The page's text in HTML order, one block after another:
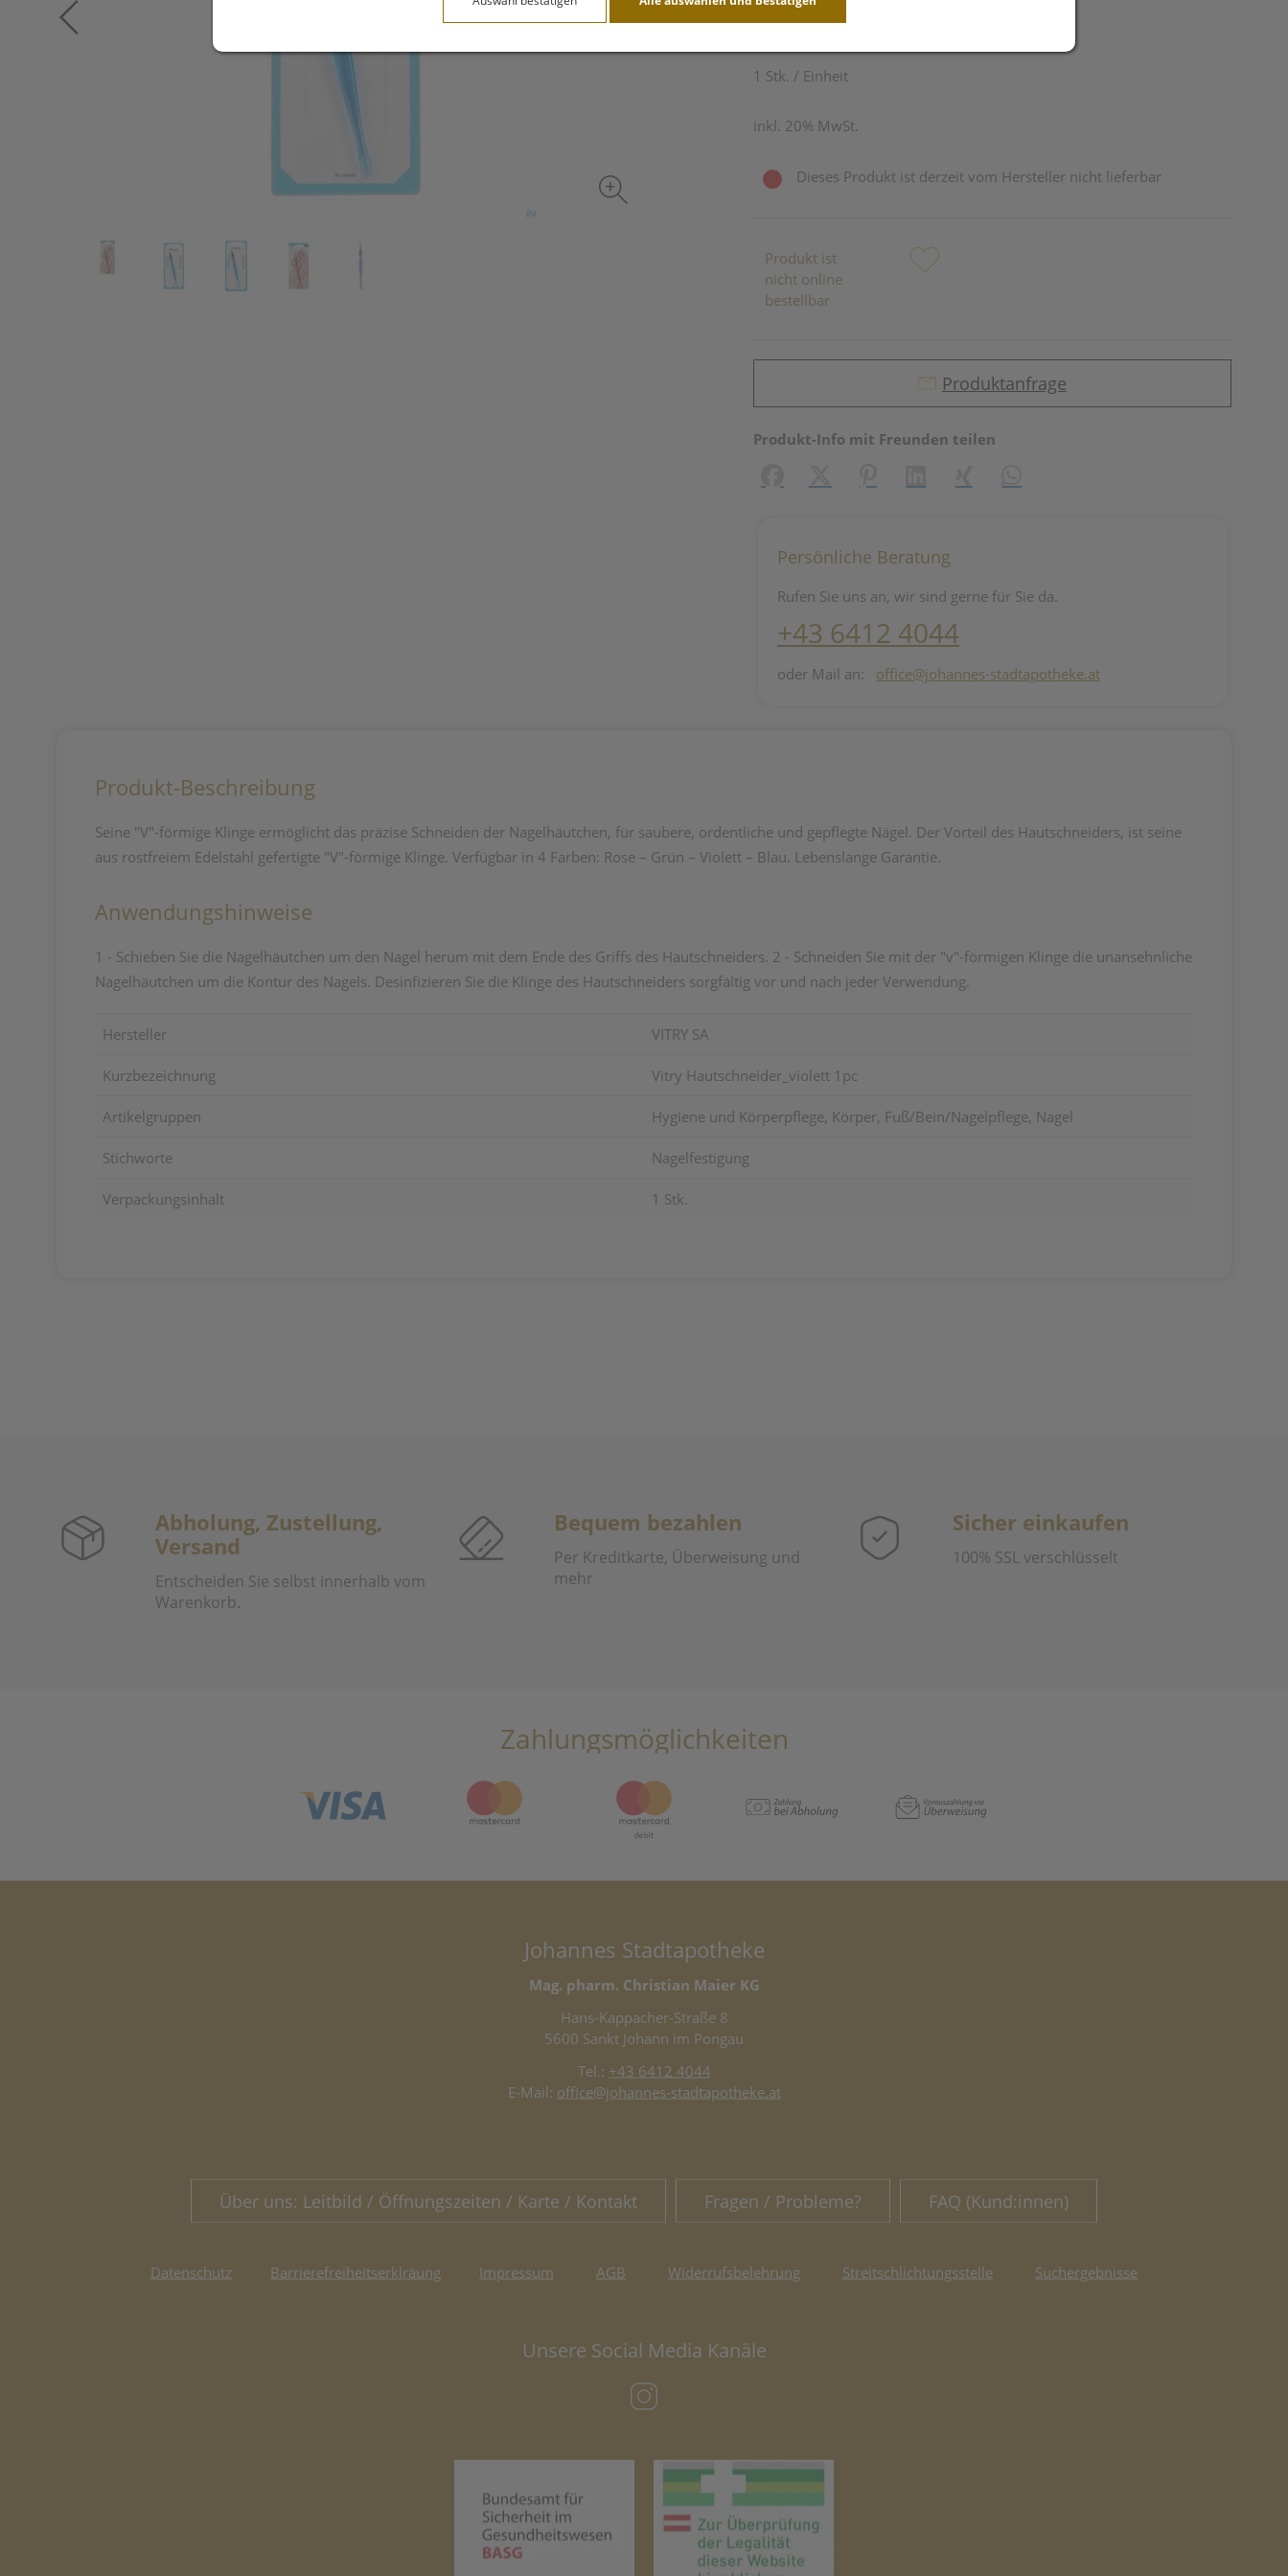
1 Stk. / Einheit
inkl. 20% MwSt.
Dieses Produkt ist derzeit vom Hersteller nicht lieferbar
Produkt ist
nicht online
bestellbar
Produktanfrage
Produkt-Info mit Freunden teilen
Persönliche Beratung
Rufen Sie uns an, wir sind gerne für Sie da.
+43 6412 4044
oder Mail an: office@johannes-stadtapotheke.at
Produkt-Beschreibung
Seine "V"-förmige Klinge ermöglicht das präzise Schneiden der Nagelhäutchen, für saubere, ordentliche und gepflegte Nägel. Der Vorteil des Hautschneiders, ist seine
aus rostfreiem Edelstahl gefertigte "V"-förmige Klinge. Verfügbar in 4 Farben: Rose – Grün – Violett – Blau. Lebenslange Garantie.
Anwendungshinweise
1 - Schieben Sie die Nagelhäutchen um den Nagel herum mit dem Ende des Griffs des Hautschneiders. 2 - Schneiden Sie mit der "v"-förmigen Klinge die unansehnliche
Nagelhäutchen um die Kontur des Nagels. Desinfizieren Sie die Klinge des Hautschneiders sorgfältig vor und nach jeder Verwendung.
Hersteller VITRY SA
Kurzbezeichnung Vitry Hautschneider_violett 1pc
Artikelgruppen Hygiene und Körperpflege, Körper, Fuß/Bein/Nagelpflege, Nagel
Stichworte Nagelfestigung
Verpackungsinhalt 1 Stk.
Abholung, Zustellung,
Versand
Entscheiden Sie selbst innerhalb vom
Warenkorb.
Bequem bezahlen
Per Kreditkarte, Überweisung und
mehr
Sicher einkaufen
100% SSL verschlüsselt
Zahlungsmöglichkeiten
Johannes Stadtapotheke
Mag. pharm. Christian Maier KG
Hans-Kappacher-Straße 8
5600 Sankt Johann im Pongau
Tel.: +43 6412 4044
E-Mail: office@johannes-stadtapotheke.at
Über uns: Leitbild / Öffnungszeiten / Karte / Kontakt Fragen / Probleme? FAQ (Kund:innen)
Datenschutz Barrierefreiheitserklräung Impressum AGB Widerrufsbelehrung Streitschlichtungsstelle Suchergebnisse
Unsere Social Media Kanäle
(öffnet in neuem Tab)